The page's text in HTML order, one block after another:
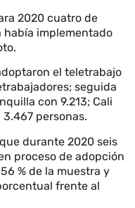
2020 cuatro de
había implementado
el teletrabajo
seguida
con 9.213; Cali
personas.
durante 2020 seis
proceso de adopción
% de la muestra y
frente al